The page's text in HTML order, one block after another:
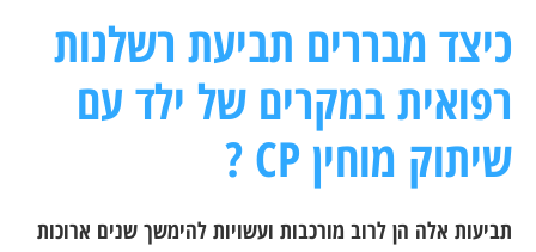
כיצד מבררים תביעת רשלנות
רפואית במקרים של ילד עם
שיתוק מוחין CP ?
תביעות אלה הן לרוב מורכבות ועשויות להימשך שנים ארוכות